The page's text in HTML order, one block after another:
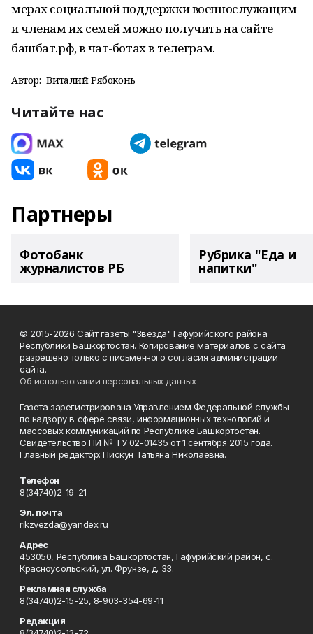
мерах социальной поддержки военнослужащим
и членам их семей можно получить на сайте
башбат.рф, в чат-ботах в телеграм.
Автор: Виталий Рябоконь
Читайте нас
Партнеры
Фотобанк
журналистов РБ
Рубрика "Еда и
напитки"
© 2015-2026 Сайт газеты "Звезда" Гафурийского района
Республики Башкортостан. Копирование материалов с сайта
разрешено только с письменного согласия администрации
сайта.
Об использовании персональных данных
Газета зарегистрирована Управлением Федеральной службы
по надзору в сфере связи, информационных технологий и
массовых коммуникаций по Республике Башкортостан.
Свидетельство ПИ № ТУ 02-01435 от 1 сентября 2015 года.
Главный редактор: Пискун Татьяна Николаевна.
Телефон
8(34740)2-19-21
Эл. почта
rikzvezda@yandex.ru
Адрес
453050, Республика Башкортостан, Гафурийский район, с.
Красноусольский, ул. Фрунзе, д. 33.
Рекламная служба
8(34740)2-15-25, 8-903-354-69-11
Редакция